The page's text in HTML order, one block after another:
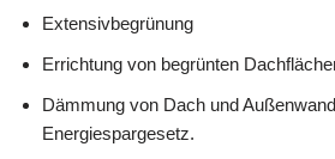
Extensivbegrünung
Errichtung von begrünten
Dämmung von Dach und
Energiespargesetz.